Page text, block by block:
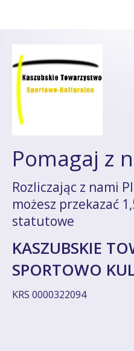
Pomagaj z
Rozliczając z nami
możesz przekazać
statutowe
KASZUBSKIE
SPORTOWO
KRS 0000322094